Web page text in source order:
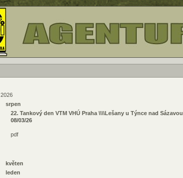
2026
srpen
22. Tankový den VTM VHÚ Praha \\\\Lešany u Týnce nad Sázavou
08/03/26
pdf
květen
leden